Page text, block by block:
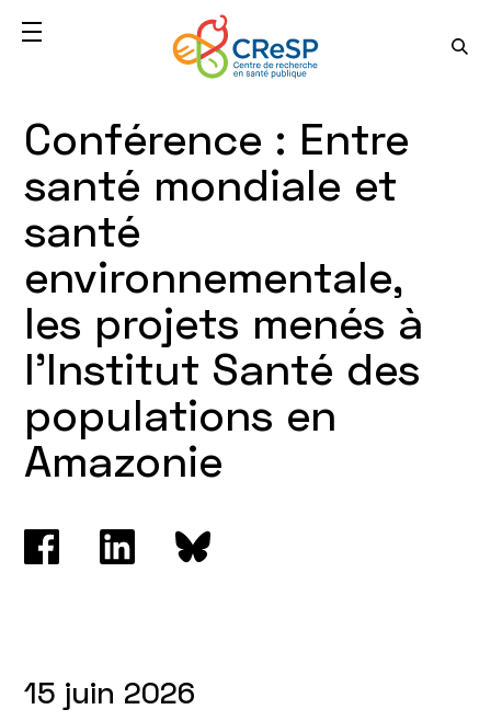
Conférence : Entre
santé mondiale et
santé
environnementale,
les projets menés à
l'Institut Santé des
populations en
Amazonie
15 juin 2026